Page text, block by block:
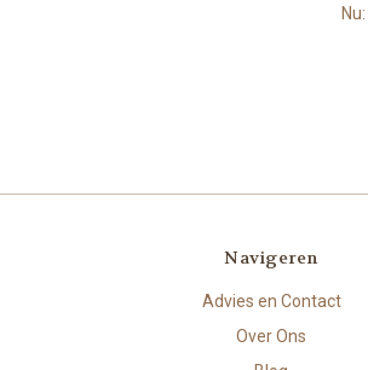
Nu:
Navigeren
Advies en Contact
Over Ons